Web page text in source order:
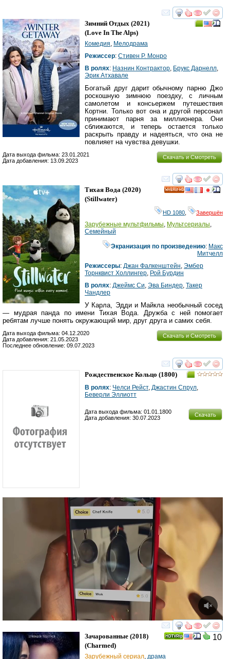
смотреть
Зимний Отдых (2021)
(Love In The Alps)
Комедия, Мелодрама
Режиссер: Стивен Р. Монро
В ролях: Назнин Контрактор, Брукс Дарнелл,
Эрик Атхавале
Богатый друг дарит обычному парню Джо
роскошную зимнюю поездку, с личным
самолетом и консьержем путешествия
Кортни. Только вот она и другой персонал
принимают парня за миллионера. Они
сближаются, и теперь остается только
раскрыть правду и надеяться, что она не
повлияет на чувства девушки.
Скачать и Смотреть
Дата выхода фильма: 23.01.2021
Дата добавления: 13.09.2023
смотреть
Тихая Вода (2020)
(Stillwater)
HD 1080 Завершён
Зарубежные мультфильмы, Мультсериалы,
Семейный
Экранизация по произведению: Макс
Митчелл
Режиссеры: Джан Фалкенштейн, Эмбер
Торнквист Холлингер, Рой Бурдин
В ролях: Джеймс Си, Эва Биндер, Такер
Чандлер
У Карла, Эдди и Майкла необычный сосед
— мудрая панда по имени Тихая Вода. Дружба с ней помогает
ребятам лучше понять окружающий мир, друг друга и самих себя.
Скачать и Смотреть
Дата выхода фильма: 04.12.2020
Дата добавления: 21.05.2023
Последнее обновление: 09.07.2023
смотреть
Рождественское Кольцо (1800)
В ролях: Челси Рейст, Джастин Спрул
Беверли Эллиотт
Скачать
Дата выхода фильма: 01.01.1800
Дата добавления: 30.07.2023
смотреть
10
Зачарованные (2018)
(Charmed)
Зарубежный сериал драма